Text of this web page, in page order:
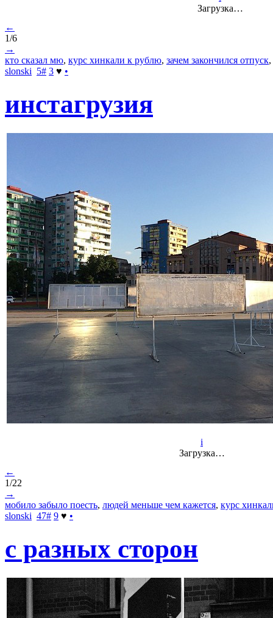
Загрузка…
←
1/6
→
кто сказал мю, курс хинкали к рублю, зачем закончился отпуск,
slonski 5# 3 ♥ •
инстагрузия
i
Загрузка…
←
1/22
→
мобило забыло поесть, людей меньше чем кажется, курс
slonski 47# 9 ♥ •
с разных сторон